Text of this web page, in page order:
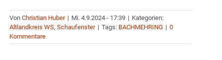
Von Christian Huber | Mi. 4.9.2024 - 17:39 | Kategorien:
Altlandkreis WS, Schaufenster | Tags: BACHMEHRING | 0
Kommentare